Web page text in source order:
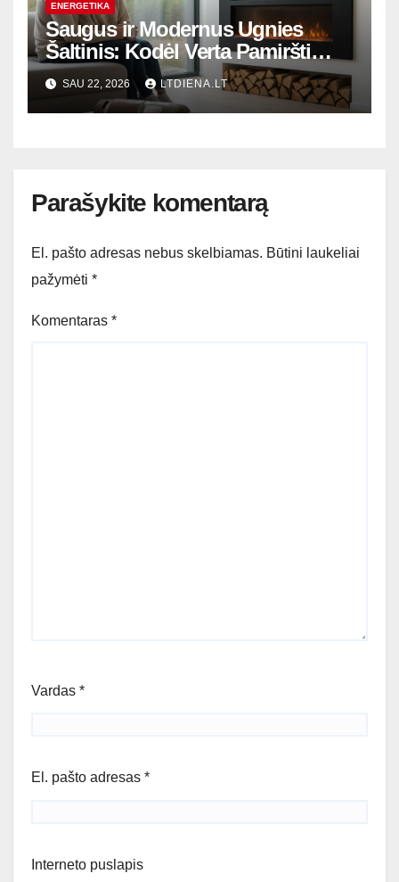
ENERGETIKA
Saugus ir Modernus Ugnies
Šaltinis: Kodėl Verta Pamiršti
Senus Dujų Balionus?
SAU 22, 2026 LTDIENA.LT
Parašykite komentarą
El. pašto adresas nebus skelbiamas. Būtini laukeliai
pažymėti *
Komentaras *
Vardas *
El. pašto adresas *
Interneto puslapis